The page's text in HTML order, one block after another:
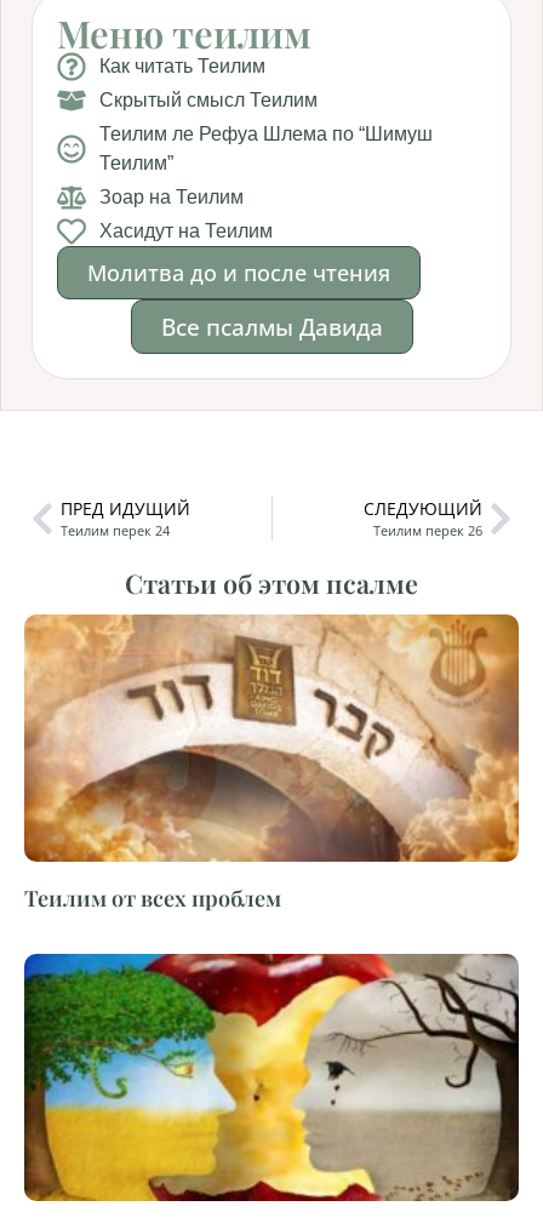
Меню теилим
Как читать Теилим
Скрытый смысл Теилим
Теилим ле Рефуа Шлема по “Шимуш
Теилим”
Зоар на Теилим
Хасидут на Теилим
Молитва до и после чтения
Все псалмы Давида
ПРЕД ИДУЩИЙ
Теилим перек 24
СЛЕДУЮЩИЙ
Теилим перек 26
Статьи об этом псалме
Теилим от всех проблем